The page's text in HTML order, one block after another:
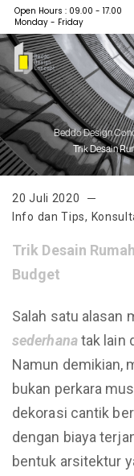
Open Hours : 09.00 - 17.00
Monday - Friday
Beddo Design
Trik Desain
20 Juli 2020
Info dan Tips,
Trik Desain Rumah
Budget
Salah satu alasan
sederhanatak lain
Namun demikian,
bukan perkara
dekorasi cantik
dengan biaya
bentuk arsitektur